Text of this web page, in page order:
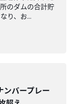
のダムの合計貯
り、お...
ンバープレー